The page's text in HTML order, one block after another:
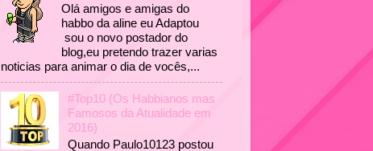
Olá amigos e amigas do
habbo da aline eu Adaptou
sou o novo postador do
blog,eu pretendo trazer varias
noticias para animar o dia de vocês,...
#Top10 (Os Habbianos mas
Famosos da Atualidade em
2016)
Quando Paulo10123 postou